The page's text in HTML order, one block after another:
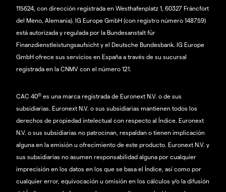
115624, con dirección registrada en Westhafenplatz 1, 60327 Fráncfort
del Meno, Alemania). IG Europe GmbH (con registro número 148759)
está autorizada y regulada por la Bundesanstalt für
Finanzdienstleistungsaufsicht y el Deutsche Bundesbank. IG Europe
GmbH ofrece sus servicios en España a través de su sucursal
registrada en la CNMV con el número 121.
CAC 40® es una marca registrada de Euronext N.V. o de sus
subsidiarias. Euronext N.V. o sus subsidiarias mantienen todos los
derechos de propiedad intelectual con respecto al Índice. Euronext
N.V. o sus subsidiarias no patrocinan, respaldan o tienen implicación
alguna en la emisión u ofrecimiento de este producto. Euronext N.V. y
sus subsidiarias no asumen responsabilidad alguna por cualquier
imprecisión en los datos en los que se basa el Índice, así como por
cualquier error, equivocación u omisión en los cálculos y/o la difusión